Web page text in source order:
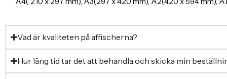
Vad är kvaliteten på affischerna?
Hur lång tid tar det att behandla och skicka min